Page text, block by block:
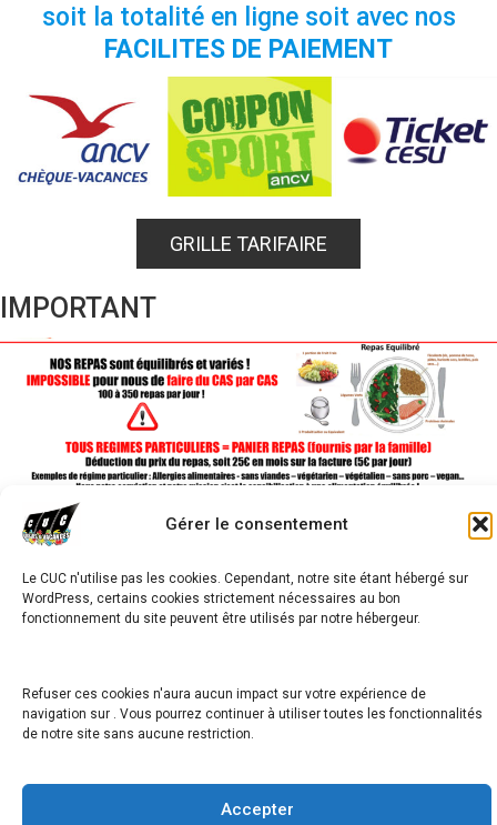
Gérer le consentement
Le CUC n'utilise pas les cookies. Cependant, notre site étant hébergé sur
WordPress, certains cookies strictement nécessaires au bon
fonctionnement du site peuvent être utilisés par notre hébergeur.
Refuser ces cookies n'aura aucun impact sur votre expérience de
navigation sur . Vous pourrez continuer à utiliser toutes les fonctionnalités
de notre site sans aucune restriction.
Accepter
soit la totalité en ligne soit avec nos
FACILITES DE PAIEMENT
GRILLE TARIFAIRE
IMPORTANT
ACTIVITÉS HANDBALL